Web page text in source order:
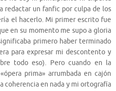
redactar un fanfic por culpa de los
el hacerlo. Mi primer escrito fue
en su momento me supo a gloria
primero haber terminado
para expresar mi descontento y
todo eso). Pero cuando en la
prima» arrumbada en cajón
coherencia en nada y mi ortografía